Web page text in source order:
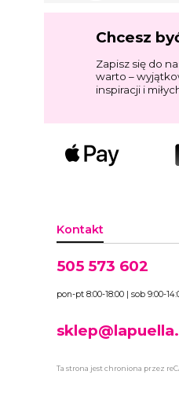
Chcesz
Zapisz się do
warto –
inspiracji i
Kontakt
505 573 602
pon-pt 8:00-18:00 | sob 9:00-
Ta strona jest chroniona przez